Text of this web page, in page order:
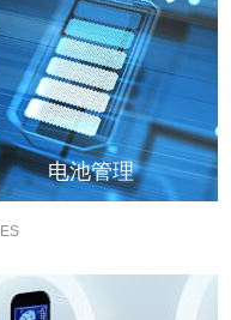
规智能高边开关48V
电池管理
节电池保护芯片
机电池保护芯片